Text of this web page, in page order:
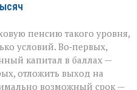
пенсию такого уровня,
условий. Во‑первых,
капитал в баллах —
отложить выход на
возможный срок —